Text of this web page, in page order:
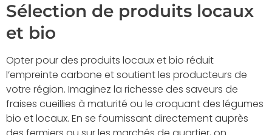
Sélection de produits locaux
et bio
Opter pour des produits locaux et bio réduit
l’empreinte carbone et soutient les producteurs de
votre région. Imaginez la richesse des saveurs de
fraises cueillies à maturité ou le croquant des légumes
bio et locaux. En se fournissant directement auprès